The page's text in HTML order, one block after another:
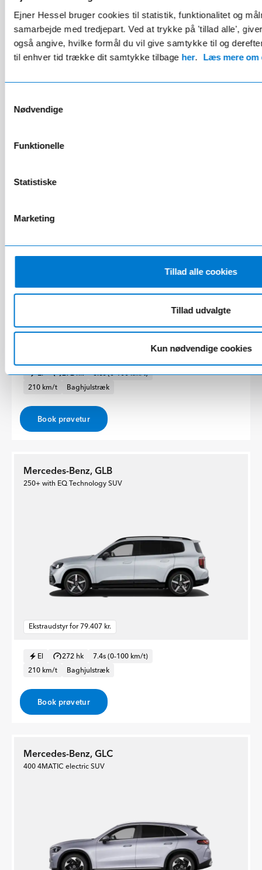
Ejner Hessel bruger cookies til statistik, funktionalitet og
samarbejde med tredjepart. Ved at trykke på 'tillad alle',
også angive, hvilke formål du vil give samtykke til og
til enhver tid trække dit samtykke tilbage her. Læs mere om
Nødvendige
Funktionelle
Statistiske
Marketing
Tillad alle cookies
Tillad udvalgte
Kun nødvendige cookies
Ekstraudstyr for 54.749 kr.
210 km/t
Mercedes-Benz, CLA
El 272 hk
6.8s (0-100 km/t)
210 km/t
Baghjulstræk
Book prøvetur
Mercedes-Benz, GLB
250+ with EQ Technology SUV
Ekstraudstyr for 79.407 kr.
El 272 hk
7.4s (0-100 km/t)
210 km/t
Baghjulstræk
Book prøvetur
Mercedes-Benz, GLC
400 4MATIC electric SUV